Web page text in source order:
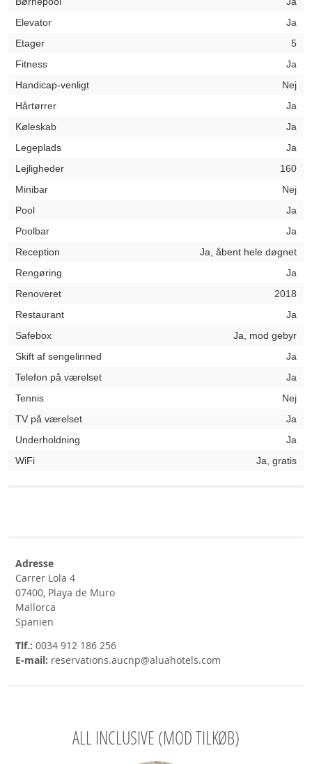
Elevator
Ja
Etager
5
Fitness
Ja
Handicap-venligt
Nej
Hårtørrer
Ja
Køleskab
Ja
Legeplads
Ja
Lejligheder
160
Minibar
Nej
Pool
Ja
Poolbar
Ja
Reception
Ja, åbent hele døgnet
Rengøring
Ja
Renoveret
2018
Restaurant
Ja
Safebox
Ja, mod gebyr
Skift af sengelinned
Ja
Telefon på værelset
Ja
Tennis
Nej
TV på værelset
Ja
Underholdning
Ja
WiFi
Ja, gratis
Adresse
Carrer Lola 4
07400, Playa de Muro
Mallorca
Spanien
Tlf.: 0034 912 186 256
E-mail: reservations.aucnp@aluahotels.com
ALL INCLUSIVE (MOD TILKØB)